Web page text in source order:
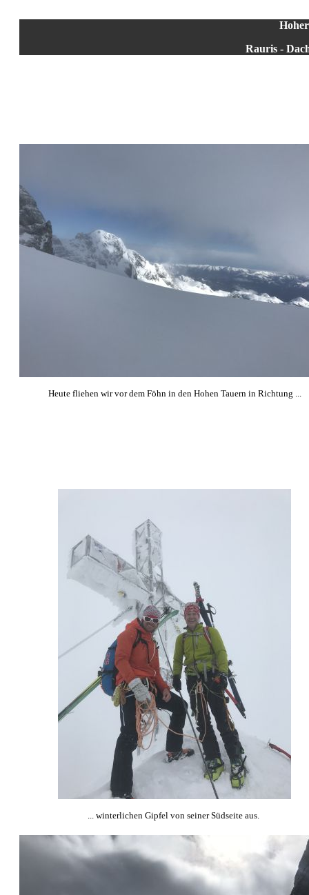
Rauris -
Heute fliehen wir vor dem Föhn in den Hohen Tauern in Richtung ...
... winterlichen Gipfel von seiner Südseite aus.